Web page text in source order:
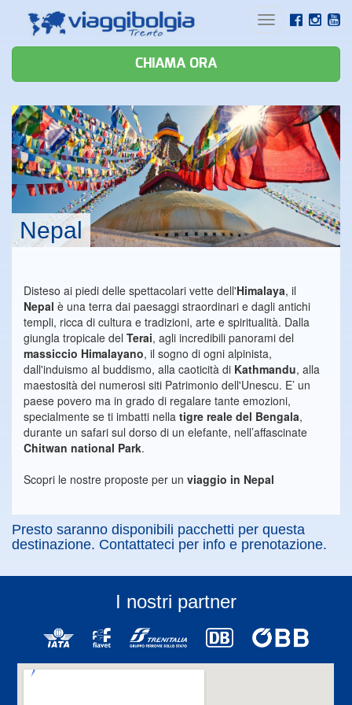
Toggle
CHIAMA ORA
Nepal
Disteso ai piedi delle spettacolari vette dell'Himalaya, il
Nepal è una terra dai paesaggi straordinari e dagli antichi
templi, ricca di cultura e tradizioni, arte e spiritualità. Dalla
giungla tropicale del Terai, agli incredibili panorami del
massiccio Himalayano, il sogno di ogni alpinista,
dall'induismo al buddismo, alla caoticità di Kathmandu, alla
maestosità dei numerosi siti Patrimonio dell'Unescu. E’ un
paese povero ma in grado di regalare tante emozioni,
specialmente se ti imbatti nella tigre reale del Bengala,
durante un safari sul dorso di un elefante, nell’affascinate
Chitwan national Park.
Scopri le nostre proposte per un viaggio in Nepal
Presto saranno disponibili pacchetti per questa
destinazione. Contattateci per info e prenotazione.
I nostri partner